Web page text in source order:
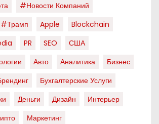
#новости Компаний
#трамп Apple
Blockchain
PR SEO
США
Авто Аналитика
Бизнес
Бухгалтерские Услуги
Деньги Дизайн
Интерьер
Маркетинг